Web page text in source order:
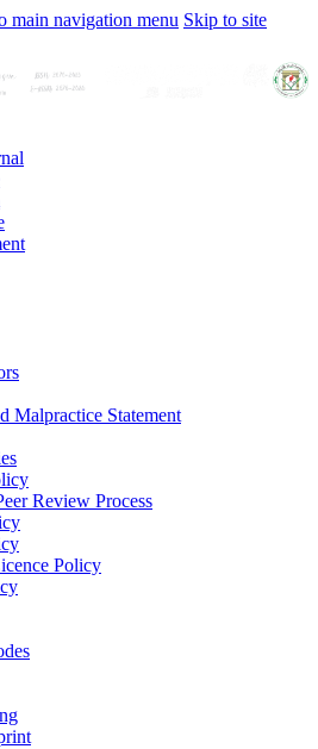
main navigation menu Skip to site
Malpractice Statement
Review Process
Policy